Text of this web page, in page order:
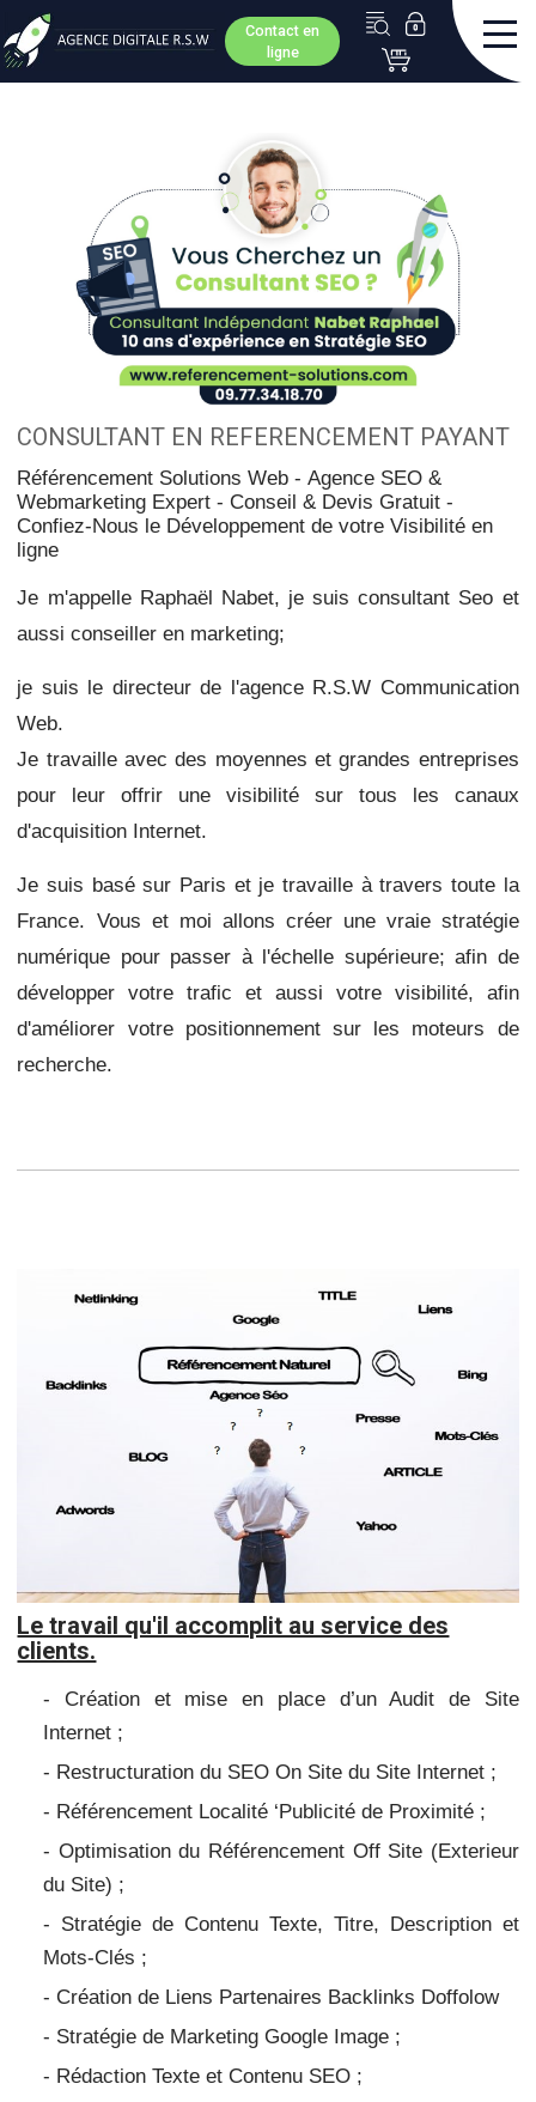
Contact en
ligne
CONSULTANT EN REFERENCEMENT PAYANT
Référencement Solutions Web -Agence SEO &
Webmarketing Expert - Conseil & Devis Gratuit -
Confiez-Nous le Développement de votre Visibilité en
ligne
Je m'appelle Raphaël Nabet, je suis consultant Seo et
aussi conseiller en marketing;
je suis le directeur de l'agence R.S.W Communication
Web.
Je travaille avec des moyennes et grandes entreprises
pour leur offrir une visibilité sur tous les canaux
d'acquisition Internet.
Je suis basé sur Paris et je travaille à travers toute la
France. Vous et moi allons créer une vraie stratégie
numérique pour passer à l'échelle supérieure;afin de
développer votre trafic et aussi votre visibilité, afin
d'améliorer votre positionnement sur les moteurs de
recherche.
Le travail qu'il accomplit au service des
clients.
- Création et mise en place d’un Audit de Site
Internet ;
- Restructuration du SEO On Site du Site Internet ;
- Référencement Localité ‘Publicité de Proximité ;
- Optimisation du Référencement Off Site (Exterieur
du Site) ;
- Stratégie de Contenu Texte, Titre, Description et
Mots-Clés ;
- Création de Liens Partenaires Backlinks Doffolow
- Stratégie de Marketing Google Image ;
- Rédaction Texte et Contenu SEO ;